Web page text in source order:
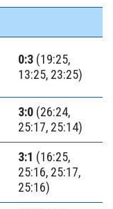
0:3 (19:25,
13:25, 23:25)
3:0 (26:24,
25:17, 25:14)
3:1 (16:25,
25:16, 25:17,
25:16)